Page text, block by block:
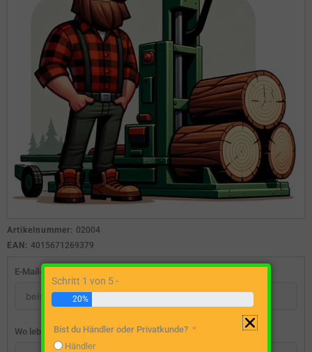
Artikelnummer: 02004
EAN: 4015671269379
E-Mail-Adresse
Wo lebst du?
Schritt 1 von 5 -
20%
Bist du Händler oder Privatkunde?
Händler